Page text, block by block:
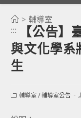
> 輔導室
:::
【公告
與文化學系
生
Post輔導室 / 輔導室公告